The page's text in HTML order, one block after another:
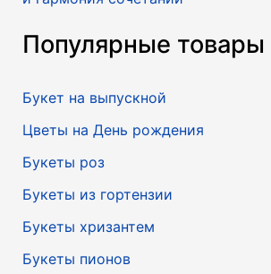
Популярные товары
Букет на выпускной
Цветы на День рождения
Букеты роз
Букеты из гортензии
Букеты хризантем
Букеты пионов